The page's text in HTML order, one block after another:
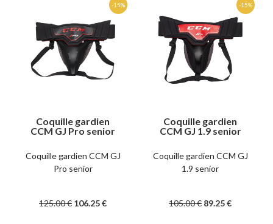
Coquille gardien
CCM GJ Pro senior
Coquille gardien CCM GJ
Pro senior
125.00€ 106.25€
Coquille gardien
CCM GJ 1.9 senior
Coquille gardien CCM GJ
1.9 senior
105.00€ 89.25€